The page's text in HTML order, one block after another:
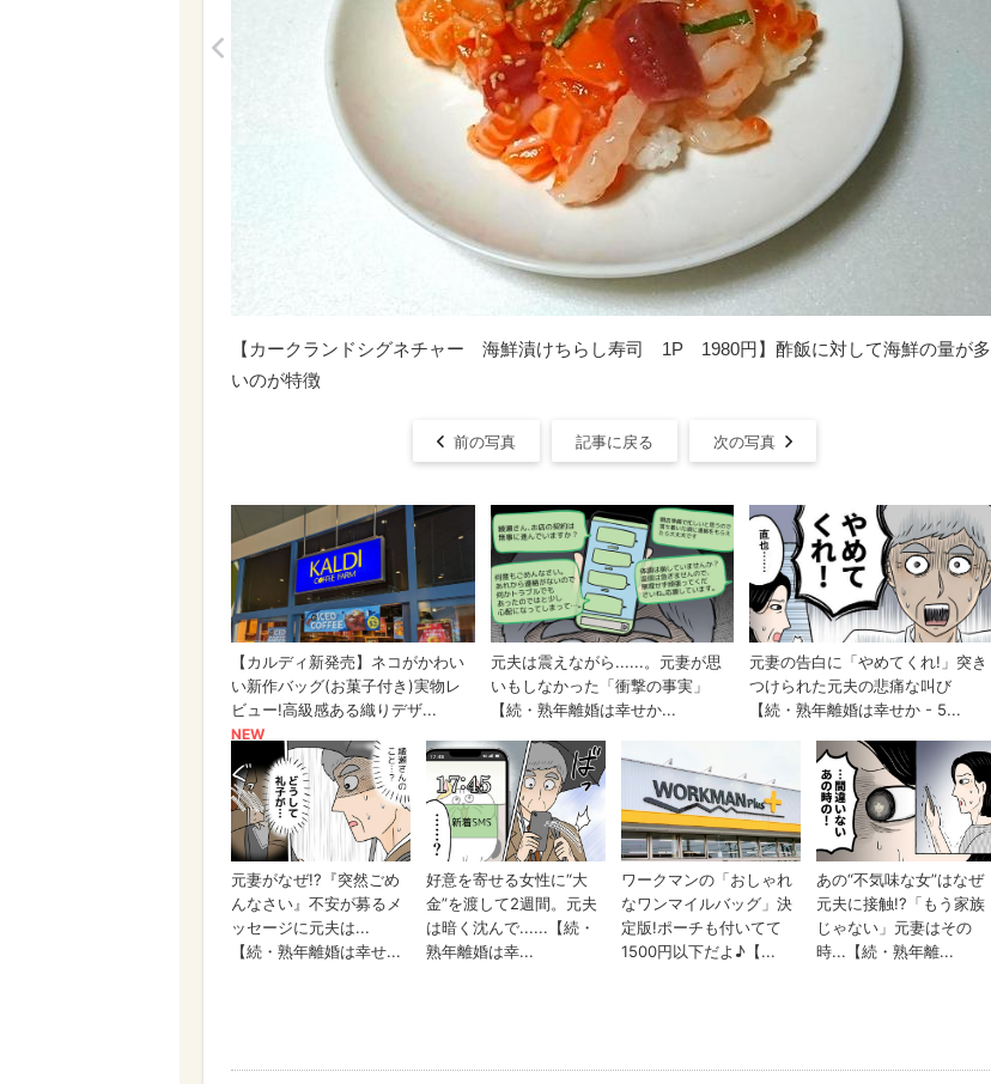
【カークランドシグネチャー 海鮮漬けちらし寿司 1P 1980円】酢飯に対して海鮮の量が多
いのが特徴
前の写真 記事に戻る 次の写真